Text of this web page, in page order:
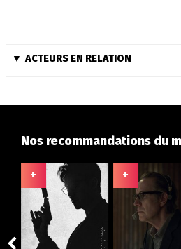
ACTEURS EN RELATION
Nos recommandations du
+ +